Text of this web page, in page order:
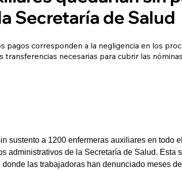
Secretaría de Salud
pagos corresponden a la negligencia en los
transferencias necesarias para cubrir las nóminas
sustento a 1200 enfermeras auxiliares en todo
administrativos de la Secretaría de Salud. Esta
las trabajadoras han denunciado meses